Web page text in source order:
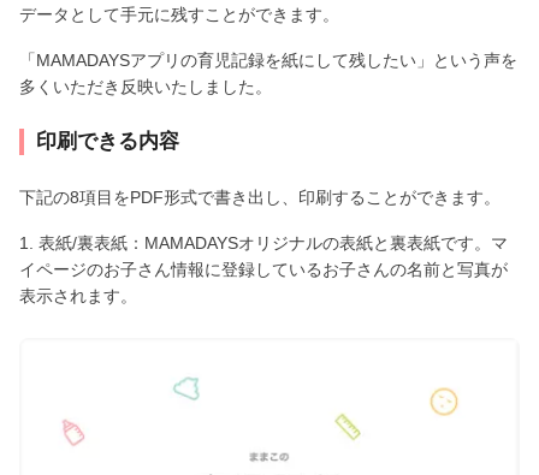
データとして手元に残すことができます。
「MAMADAYSアプリの育児記録を紙にして残したい」という声を
多くいただき反映いたしました。
印刷できる内容
下記の8項目をPDF形式で書き出し、印刷することができます。
1. 表紙/裏表紙：MAMADAYSオリジナルの表紙と裏表紙です。マ
イページのお子さん情報に登録しているお子さんの名前と写真が
表示されます。